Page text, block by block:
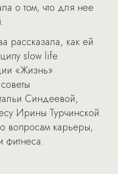
о том, что для нее
рассказала, как ей
slow life
«Жизнь»
Синдеевой,
Ирины Турчинской
вопросам карьеры,
фитнеса.